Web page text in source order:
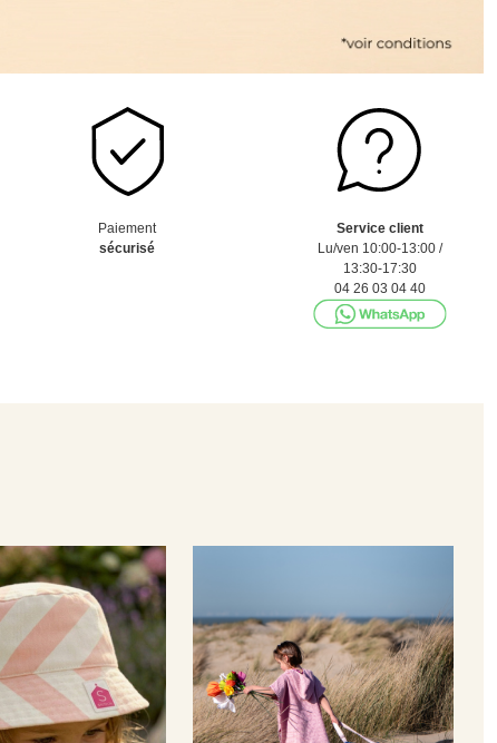
Paiement
sécurisé
Service client
Lu/ven 10:00-13:00 /
13:30-17:30
04 26 03 04 40